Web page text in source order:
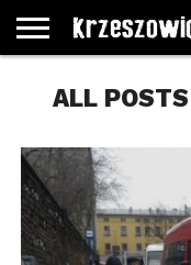
GŁÓWNA
WYBORY
SAMORZĄDOWE
WYBIERZ
KATEGORIE
ROZKŁADY
JAZDY
GREGORCZYK
WATCH
KONTAKT
ALL